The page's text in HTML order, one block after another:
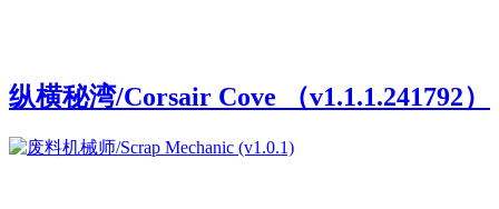
纵横秘湾/Corsair Cove （v1.1.1.241792）